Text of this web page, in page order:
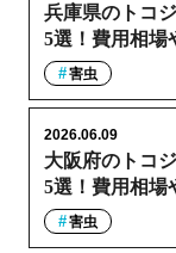
兵庫県のトコ
5選！費用相場
害虫
大阪府のトコ
5選！費用相場
2026.06.09
害虫